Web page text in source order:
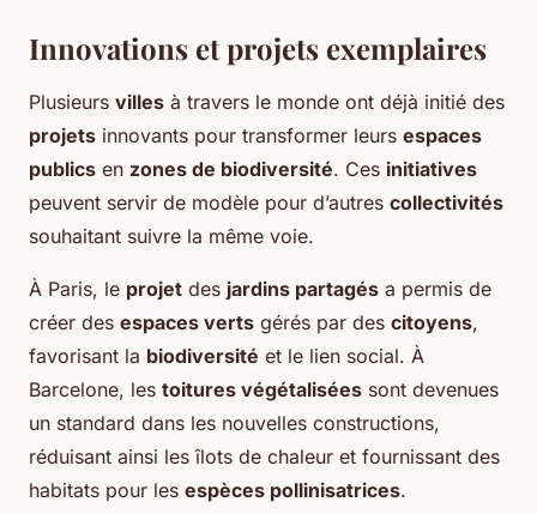
Innovations et projets exemplaires
Plusieurs villes à travers le monde ont déjà initié des
projets innovants pour transformer leurs espaces
publics en zones de biodiversité. Ces initiatives
peuvent servir de modèle pour d’autres collectivités
souhaitant suivre la même voie.
À Paris, le projet des jardins partagés a permis de
créer des espaces verts gérés par des citoyens,
favorisant la biodiversité et le lien social. À
Barcelone, les toitures végétalisées sont devenues
un standard dans les nouvelles constructions,
réduisant ainsi les îlots de chaleur et fournissant des
habitats pour les espèces pollinisatrices.